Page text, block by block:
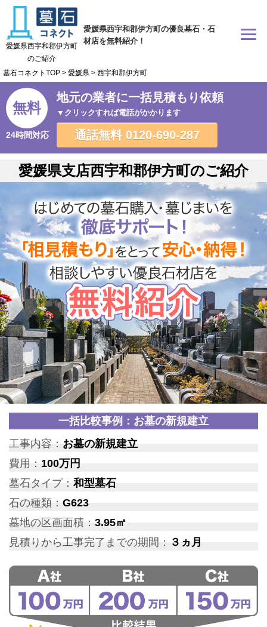
愛媛県西宇和郡伊方町の優良墓石・石
材店を無料紹介！
愛媛県西宇和郡伊方町
のご紹介
墓石コネクトTOP > 愛媛県 > 西宇和郡伊方町
無料
24時間対応
地元の業者に一括見積もり依頼
▼クリックすれば電話がかかります
通話無料 0120-690-287
愛媛県支店西宇和郡伊方町のご紹介
一括比較事例：お墓の新規建立
工事内容： お墓の新規建立
費用： 100万円
墓石タイプ：和型墓石
石の種類： G623
墓地の区画面積： 3.95㎡
見積りから工事完了までの期間： ３ヵ月